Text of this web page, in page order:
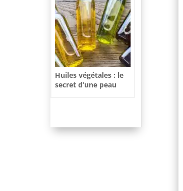
Huiles végétales : le
secret d’une peau